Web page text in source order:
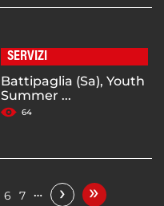
SERVIZI
Battipaglia (Sa), Youth
Summer ...
64
6 7 … › »